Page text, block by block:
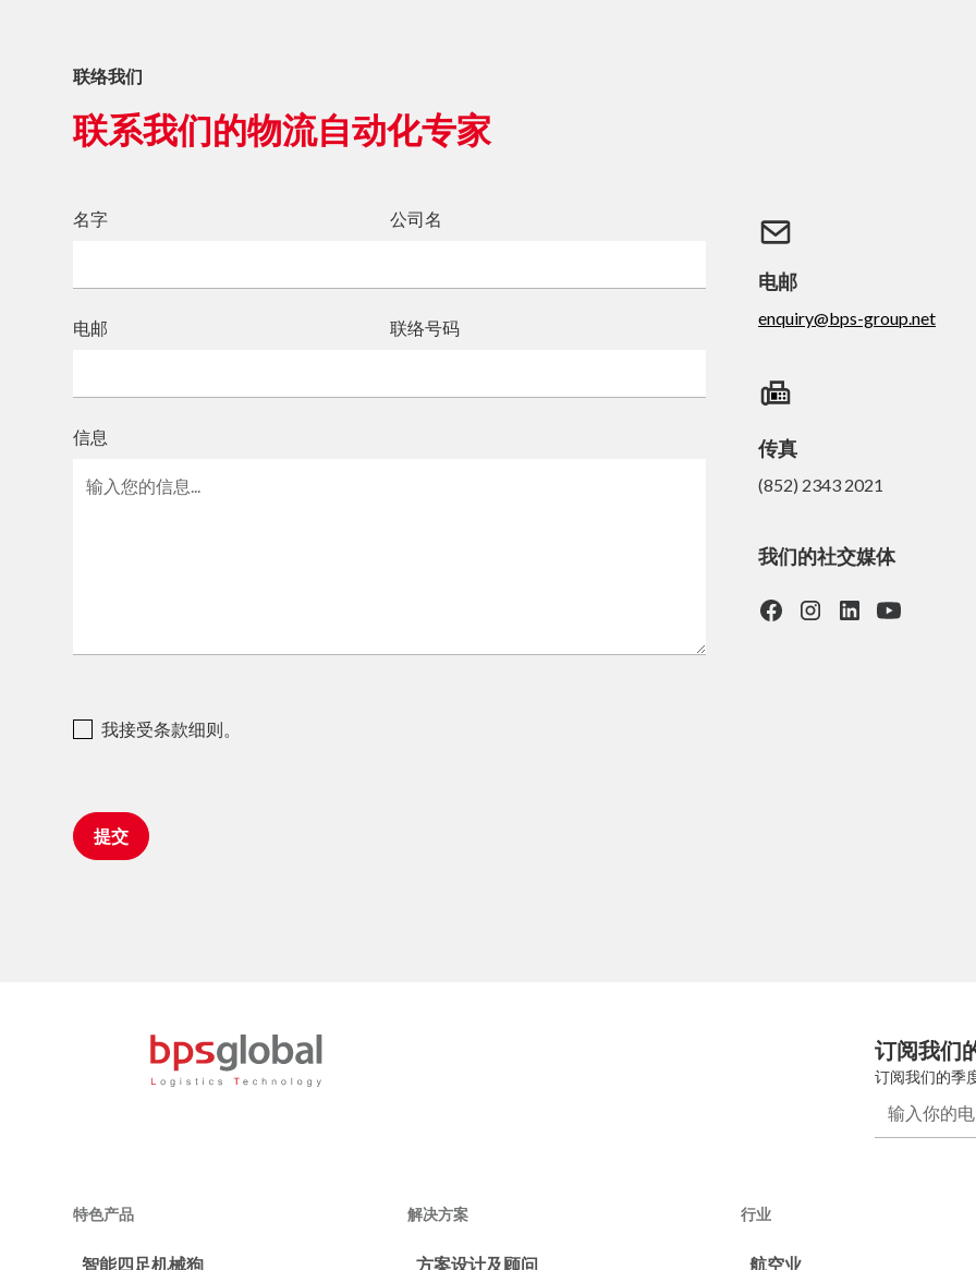
联络我们
联系我们的物流自动化专家
名字 公司名
电邮 联络号码
信息
我接受条款细则。
电邮
enquiry@bps-group.net
传真
(852) 2343 2021
我们的社交媒体
订阅我们
订阅我们的季
特色产品
智能四足机械狗
解决方案
方案设计及顾问
行业
航空业